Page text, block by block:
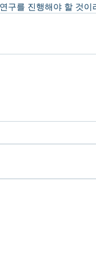
구를 진행해야 할 것이